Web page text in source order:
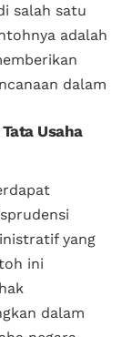
salah satu
adalah
dalam
Usaha
yang
ini
dalam